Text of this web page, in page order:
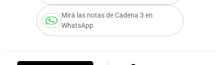
Mirá las notas de Cadena 3 en
WhatsApp